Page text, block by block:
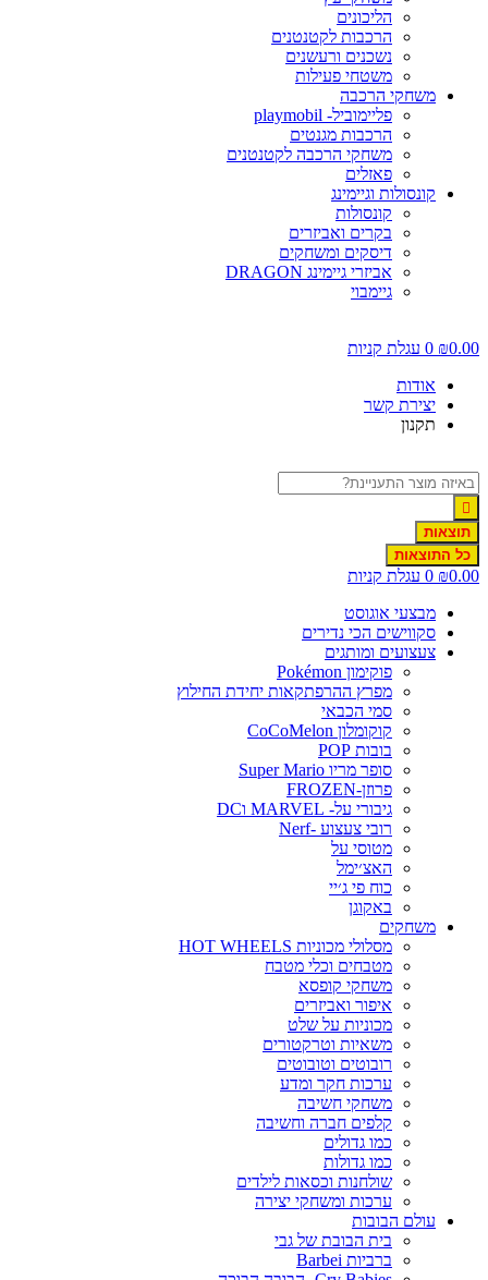
הליכונים
הרכבות לקטנטנים
נשכנים ורעשנים
משטחי פעילות
משחקי הרכבה
פליימוביל- playmobil
הרכבות מגנטים
משחקי הרכבה לקטנטנים
פאזלים
קונסולות וגיימינג
קונסולות
בקרים ואביזרים
דיסקים ומשחקים
אביזרי גיימינג DRAGON
גיימבוי
₪
0 עגלת קניות
אודות
יצירת קשר
תקנון
תוצאות
כל התוצאות
₪
0 עגלת קניות
מבצעי אוגוסט
סקווישים הכי נדירים
צעצועים ומותגים
פוקימון Pokémon
מפרץ ההרפתקאות יחידת החילוץ
סמי הכבאי
קוקומלון CoCoMelon
בובות POP
סופר מריו Super Mario
פרוזן-FROZEN
גיבורי על- MARVEL וDC
רובי צעצוע -Nerf
מטוסי על
האצ׳ימל
כוח פי ג׳יי
באקוגן
משחקים
מסלולי מכוניות HOT WHEELS
מטבחים וכלי מטבח
משחקי קופסא
איפור ואביזרים
מכוניות על שלט
משאיות וטרקטורים
רובוטים וטובוטים
ערכות חקר ומדע
משחקי חשיבה
קלפים חברה וחשיבה
כמו גדולים
כמו גדולות
שולחנות וכסאות לילדים
ערכות ומשחקי יצירה
עולם הבובות
בית הבובת של גבי
ברביות Barbei